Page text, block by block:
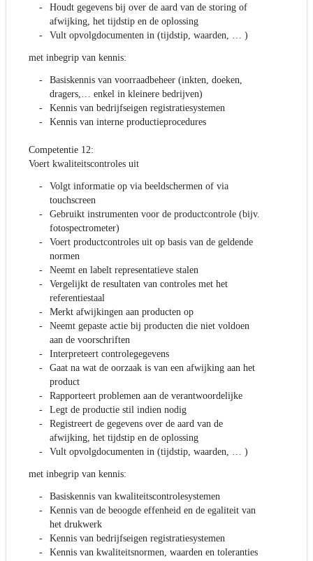
Houdt gegevens bij over de aard van de storing of
afwijking, het tijdstip en de oplossing
Vult opvolgdocumenten in (tijdstip, waarden, … )
met inbegrip van kennis:
Basiskennis van voorraadbeheer (inkten, doeken,
dragers,… enkel in kleinere bedrijven)
Kennis van bedrijfseigen registratiesystemen
Kennis van interne productieprocedures
Competentie 12:
Voert kwaliteitscontroles uit
Volgt informatie op via beeldschermen of via
touchscreen
Gebruikt instrumenten voor de productcontrole (bijv.
fotospectrometer)
Voert productcontroles uit op basis van de geldende
normen
Neemt en labelt representatieve stalen
Vergelijkt de resultaten van controles met het
referentiestaal
Merkt afwijkingen aan producten op
Neemt gepaste actie bij producten die niet voldoen
aan de voorschriften
Interpreteert controlegegevens
Gaat na wat de oorzaak is van een afwijking aan het
product
Rapporteert problemen aan de verantwoordelijke
Legt de productie stil indien nodig
Registreert de gegevens over de aard van de
afwijking, het tijdstip en de oplossing
Vult opvolgdocumenten in (tijdstip, waarden, … )
met inbegrip van kennis:
Basiskennis van kwaliteitscontrolesystemen
Kennis van de beoogde effenheid en de egaliteit van
het drukwerk
Kennis van bedrijfseigen registratiesystemen
Kennis van kwaliteitsnormen, waarden en toleranties